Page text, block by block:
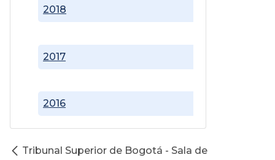
2016
2017
2018
Tribunal Superior de Bogotá - Sala de